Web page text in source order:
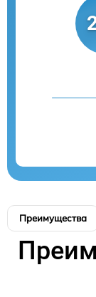
Преимущества